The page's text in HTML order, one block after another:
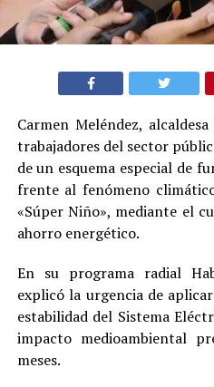
Carmen Meléndez,
trabajadores del sector
de un esquema especial de
frente al fenómeno
«Súper Niño», mediante el
ahorro energético.
En su programa radial
explicó la urgencia de
estabilidad del Sistema
impacto medioambiental
meses.